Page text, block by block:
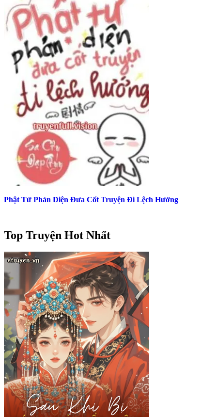
Phật Tử Phản Diện Đưa Cốt Truyện Đi Lệch Hướng
Top Truyện Hot Nhất